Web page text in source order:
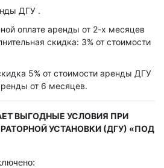
ДГУ .
оплате аренды от 2-х месяцев
скидка: 3% от стоимости
5% от стоимости аренды ДГУ
от 6 месяцев.
ВЫГОДНЫЕ УСЛОВИЯ ПРИ
УСТАНОВКИ (ДГУ) «ПОД